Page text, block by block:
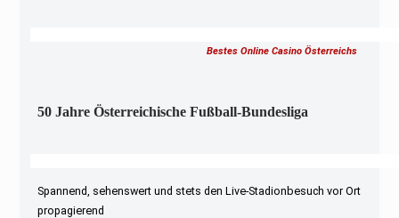
Bestes Online Casino Österreichs
50 Jahre Österreichische Fußball-Bundesliga
Spannend, sehenswert und stets den Live-Stadionbesuch vor Ort
propagierend